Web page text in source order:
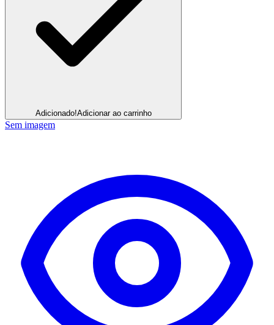
Adicionado!Adicionar ao carrinho
Sem imagem